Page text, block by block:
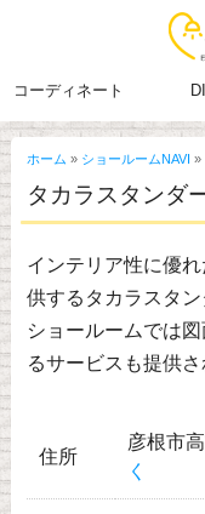
コーディネート
ホーム » ショールームNAVI »
タカラスタンダ
インテリア性に優
供するタカラスタン
ショールームでは
るサービスも提供さ
住所
彦根市
く